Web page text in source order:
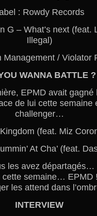
: Rowdy Records
G – What’s next (feat.
Illegal)
Management / Violator
WANNA BATTLE ?
EPMD avait gagné
de lui cette semaine
challenger…
(feat. Miz
At Cha’ (feat.
les avez départagés…
cette semaine… EPMD
les attend dans
INTERVIEW